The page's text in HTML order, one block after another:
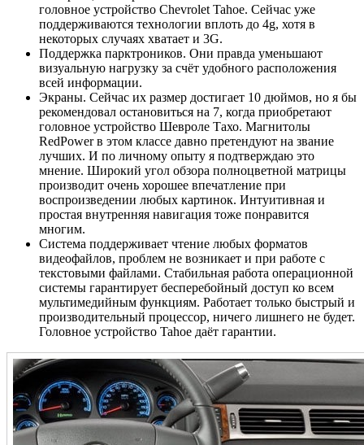
головное устройство Chevrolet Tahoe. Сейчас уже
поддерживаются технологии вплоть до 4g, хотя в
некоторых случаях хватает и 3G.
Поддержка парктроников. Они правда уменьшают
визуальную нагрузку за счёт удобного расположения
всей информации.
Экраны. Сейчас их размер достигает 10 дюймов, но я бы
рекомендовал остановиться на 7, когда приобретают
головное устройство Шевроле Тахо. Магнитолы
RedPower в этом классе давно претендуют на звание
лучших. И по личному опыту я подтверждаю это
мнение. Широкий угол обзора полноцветной матрицы
производит очень хорошее впечатление при
воспроизведении любых картинок. Интуитивная и
простая внутренняя навигация тоже понравится
многим.
Система поддерживает чтение любых форматов
видеофайлов, проблем не возникает и при работе с
текстовыми файлами. Стабильная работа операционной
системы гарантирует бесперебойный доступ ко всем
мультимедийным функциям. Работает только быстрый и
производительный процессор, ничего лишнего не будет.
Головное устройство Tahoe даёт гарантии.